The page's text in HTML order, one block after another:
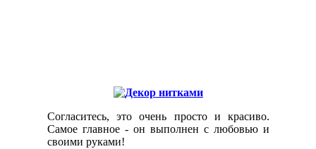
Согласитесь, это очень просто и красиво.
Самое главное - он выполнен с любовью и
своими руками!